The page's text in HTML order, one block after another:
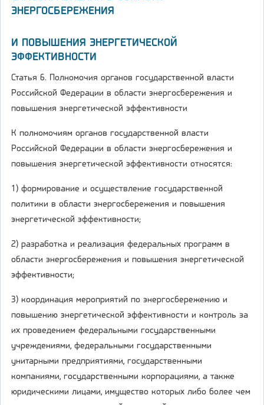
ЭНЕРГОСБЕРЕЖЕНИЯ
И ПОВЫШЕНИЯ ЭНЕРГЕТИЧЕСКОЙ
ЭФФЕКТИВНОСТИ
Статья 6. Полномочия органов государственной власти
Российской Федерации в области энергосбережения и
повышения энергетической эффективности
К полномочиям органов государственной власти
Российской Федерации в области энергосбережения и
повышения энергетической эффективности относятся:
1) формирование и осуществление государственной
политики в области энергосбережения и повышения
энергетической эффективности;
2) разработка и реализация федеральных программ в
области энергосбережения и повышения энергетической
эффективности;
3) координация мероприятий по энергосбережению и
повышению энергетической эффективности и контроль за
их проведением федеральными государственными
учреждениями, федеральными государственными
унитарными предприятиями, государственными
компаниями, государственными корпорациями, а также
юридическими лицами, имущество которых либо более чем